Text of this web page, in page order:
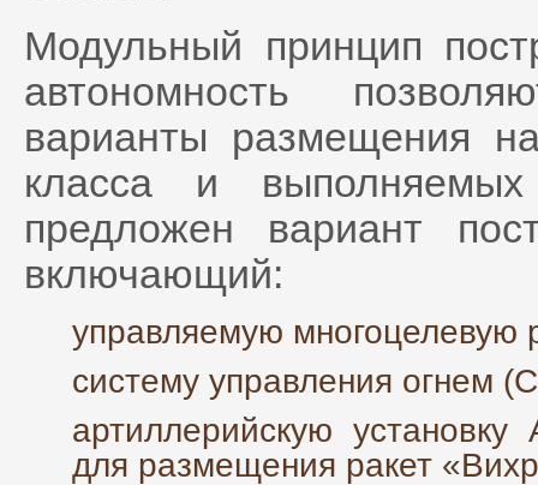
Модульный принцип
автономность
варианты размещения
класса и
предложен вариант
включающий:
управляемую многоцелевую
систему управления огнем
артиллерийскую
для размещения ракет